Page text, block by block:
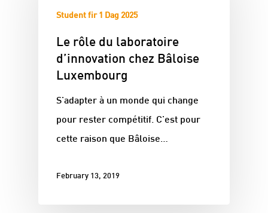
Student fir 1 Dag 2025
Le rôle du laboratoire
d’innovation chez Bâloise
Luxembourg
S'adapter à un monde qui change
pour rester compétitif. C'est pour
cette raison que Bâloise…
February 13, 2019